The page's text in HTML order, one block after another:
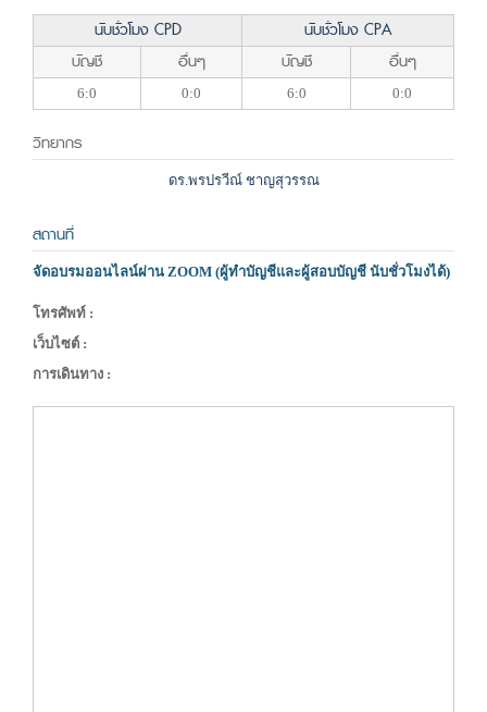
นับชั่วโมง CPD
นับชั่วโมง CPA
บัญชี
อื่นๆ บัญชี อื่นๆ
6:0 0:0 6:0 0:0
วิทยากร
ดร.พรปรวีณ์ ชาญสุวรรณ
สถานที่
จัดอบรมออนไลน์ผ่าน ZOOM (ผู้ทำบัญชีและผู้สอบบัญชี นับชั่วโมงได้)
โทรศัพท์ :
เว็บไซต์ :
การเดินทาง :